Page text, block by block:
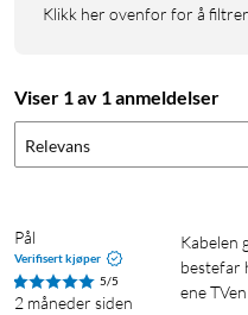
Klikk her ovenfor for å
Viser 1 av 1 anmeldelser
Relevans
Pål
Verifisert kjøper
5/5
2 måneder siden
Kabelen gjør utmerket nytte i kålkjelleren til
bestefar
ene